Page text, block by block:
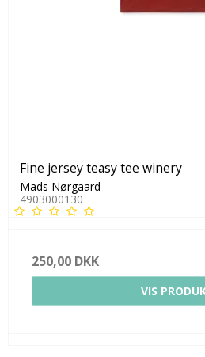
Fine jersey teasy tee winery
Mads Nørgaard
4903000130
250,00 DKK
VIS